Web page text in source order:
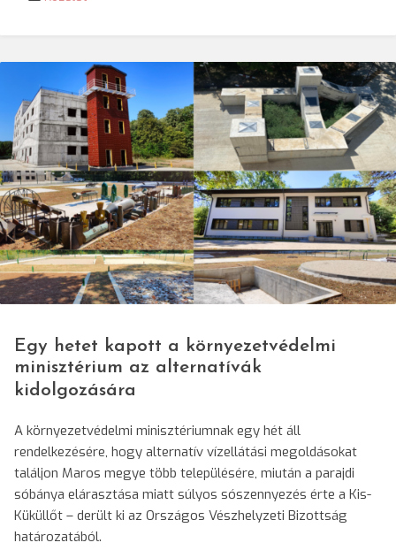
© igsu.ro
Egy hetet kapott a környezetvédelmi
minisztérium az alternatívák
kidolgozására
A környezetvédelmi minisztériumnak egy hét áll
rendelkezésére, hogy alternatív vízellátási megoldásokat
találjon Maros megye több településére, miután a parajdi
sóbánya elárasztása miatt súlyos sószennyezés érte a Kis-
Küküllőt – derült ki az Országos Vészhelyzeti Bizottság
határozatából.